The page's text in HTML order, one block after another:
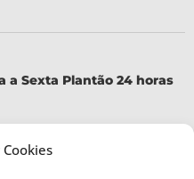
a Sexta Plantão 24 horas